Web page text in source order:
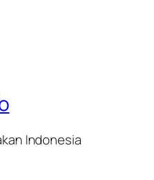
Indonesia